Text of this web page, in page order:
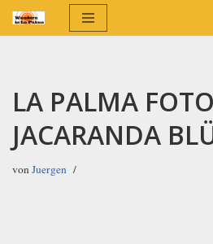
LA PALMA
JACARANDA
vonJuergen